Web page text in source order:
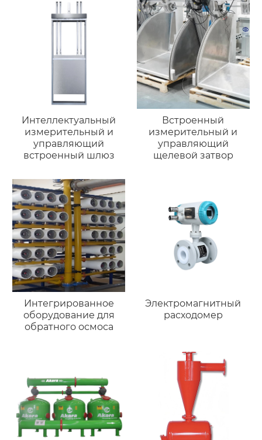
Интеллектуальный
измерительный и
управляющий
встроенный шлюз
Встроенный
измерительный и
управляющий
щелевой затвор
Интегрированное
оборудование для
обратного осмоса
Электромагнитный
расходомер